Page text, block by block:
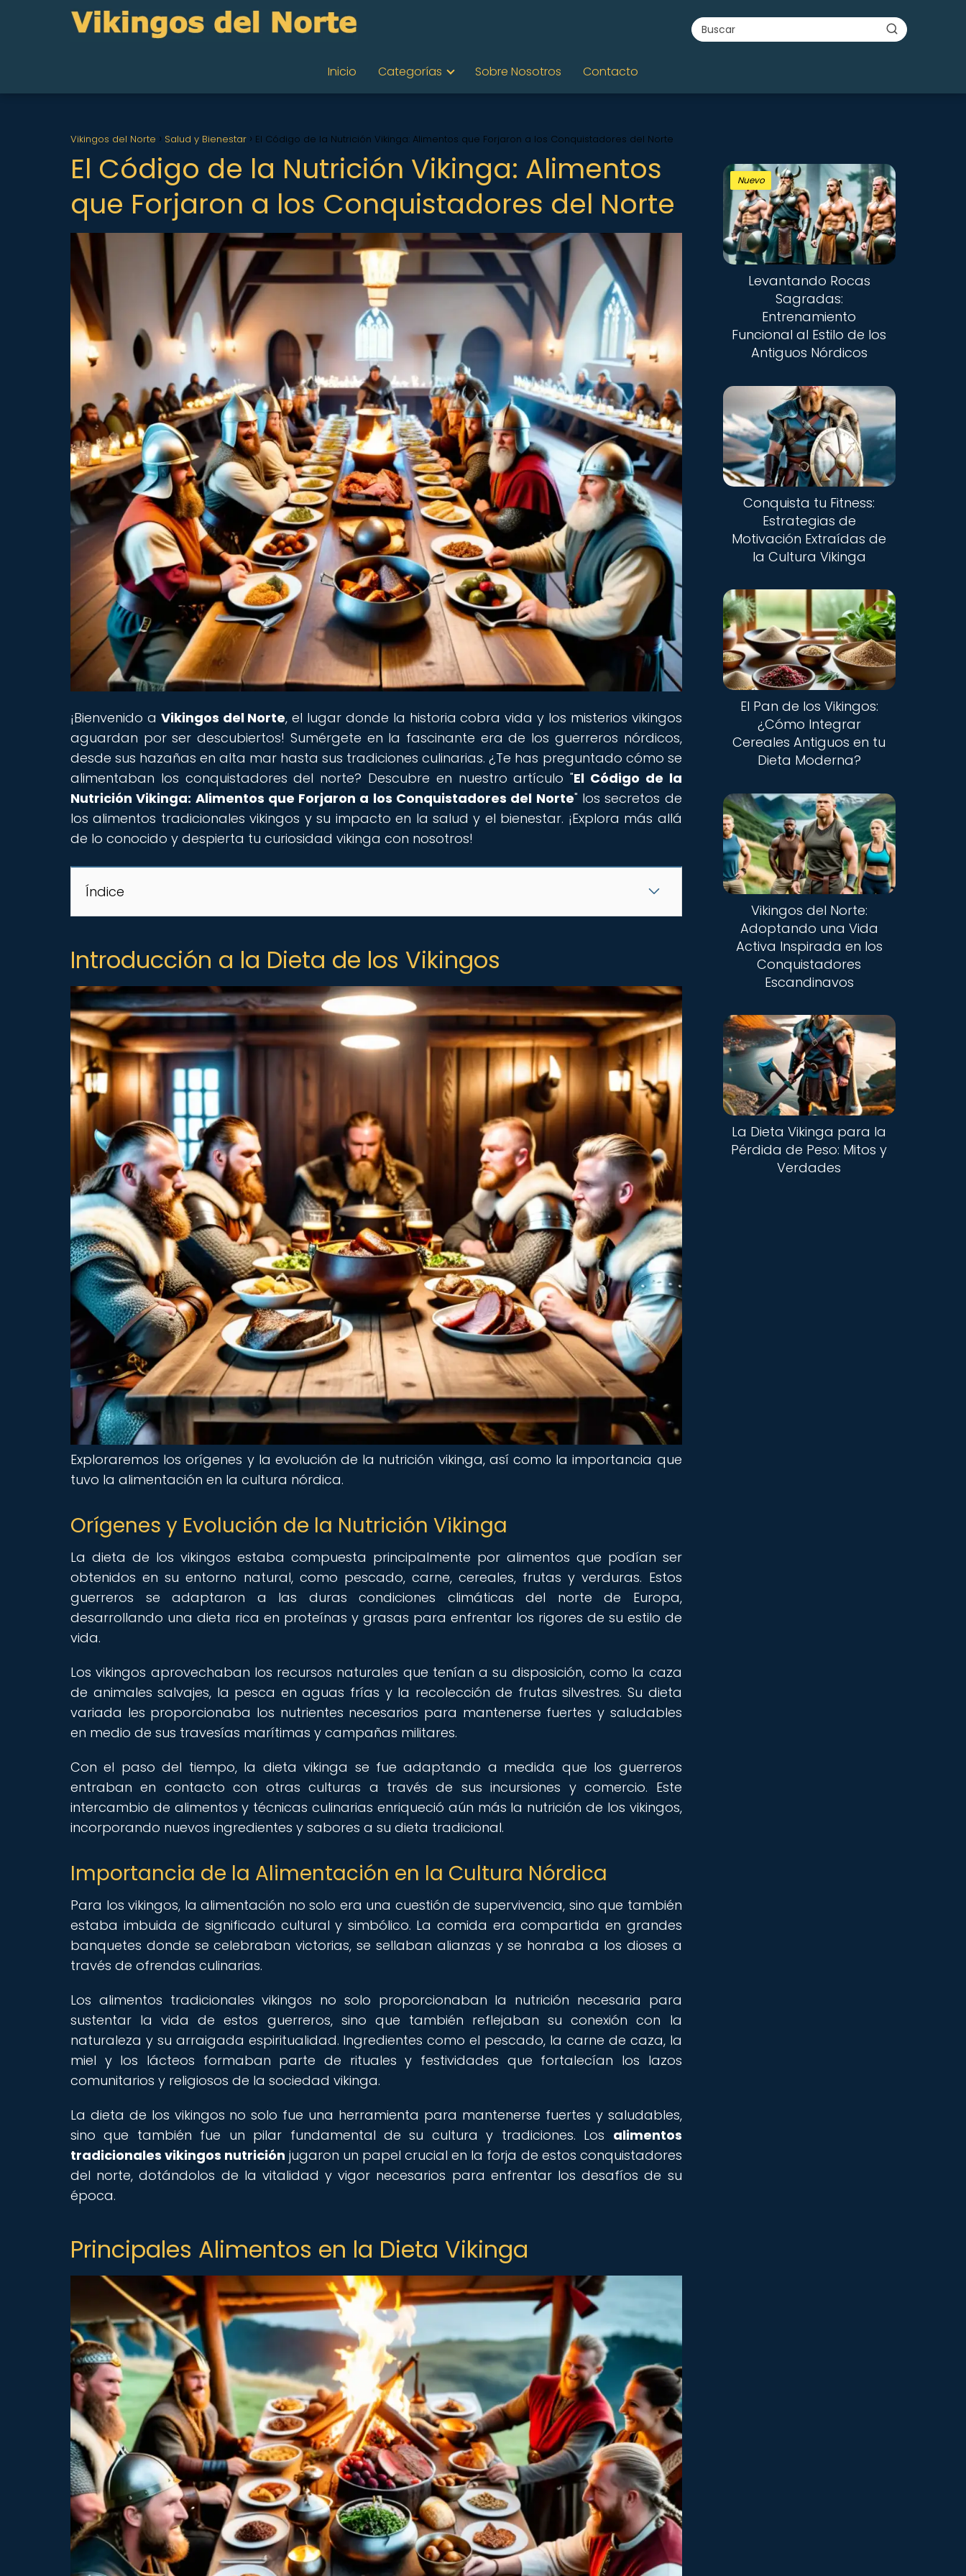
Inicio Categorías Sobre Nosotros Contacto
Vikingos del Norte Salud y Bienestar El Código de la Nutrición Vikinga: Alimentos que Forjaron a los Conquistadores del Norte
El Código de la Nutrición Vikinga: Alimentos
que Forjaron a los Conquistadores del Norte
¡Bienvenido a Vikingos del Norte, el lugar donde la historia cobra vida y los misterios vikingos
aguardan por ser descubiertos! Sumérgete en la fascinante era de los guerreros nórdicos,
desde sus hazañas en alta mar hasta sus tradiciones culinarias. ¿Te has preguntado cómo se
alimentaban los conquistadores del norte? Descubre en nuestro artículo "El Código de la
Nutrición Vikinga: Alimentos que Forjaron a los Conquistadores del Norte" los secretos de
los alimentos tradicionales vikingos y su impacto en la salud y el bienestar. ¡Explora más allá
de lo conocido y despierta tu curiosidad vikinga con nosotros!
Índice
Introducción a la Dieta de los Vikingos
Exploraremos los orígenes y la evolución de la nutrición vikinga, así como la importancia que
tuvo la alimentación en la cultura nórdica.
Orígenes y Evolución de la Nutrición Vikinga
La dieta de los vikingos estaba compuesta principalmente por alimentos que podían ser
obtenidos en su entorno natural, como pescado, carne, cereales, frutas y verduras. Estos
guerreros se adaptaron a las duras condiciones climáticas del norte de Europa,
desarrollando una dieta rica en proteínas y grasas para enfrentar los rigores de su estilo de
vida.
Los vikingos aprovechaban los recursos naturales que tenían a su disposición, como la caza
de animales salvajes, la pesca en aguas frías y la recolección de frutas silvestres. Su dieta
variada les proporcionaba los nutrientes necesarios para mantenerse fuertes y saludables
en medio de sus travesías marítimas y campañas militares.
Con el paso del tiempo, la dieta vikinga se fue adaptando a medida que los guerreros
entraban en contacto con otras culturas a través de sus incursiones y comercio. Este
intercambio de alimentos y técnicas culinarias enriqueció aún más la nutrición de los vikingos,
incorporando nuevos ingredientes y sabores a su dieta tradicional.
Importancia de la Alimentación en la Cultura Nórdica
Para los vikingos, la alimentación no solo era una cuestión de supervivencia, sino que también
estaba imbuida de significado cultural y simbólico. La comida era compartida en grandes
banquetes donde se celebraban victorias, se sellaban alianzas y se honraba a los dioses a
través de ofrendas culinarias.
Los alimentos tradicionales vikingos no solo proporcionaban la nutrición necesaria para
sustentar la vida de estos guerreros, sino que también reflejaban su conexión con la
naturaleza y su arraigada espiritualidad. Ingredientes como el pescado, la carne de caza, la
miel y los lácteos formaban parte de rituales y festividades que fortalecían los lazos
comunitarios y religiosos de la sociedad vikinga.
La dieta de los vikingos no solo fue una herramienta para mantenerse fuertes y saludables,
sino que también fue un pilar fundamental de su cultura y tradiciones. Los alimentos
tradicionales vikingos nutrición jugaron un papel crucial en la forja de estos conquistadores
del norte, dotándolos de la vitalidad y vigor necesarios para enfrentar los desafíos de su
época.
Principales Alimentos en la Dieta Vikinga
Nuevo
Levantando Rocas
Sagradas:
Entrenamiento
Funcional al Estilo de los
Antiguos Nórdicos
Conquista tu Fitness:
Estrategias de
Motivación Extraídas de
la Cultura Vikinga
El Pan de los Vikingos:
¿Cómo Integrar
Cereales Antiguos en tu
Dieta Moderna?
Vikingos del Norte:
Adoptando una Vida
Activa Inspirada en los
Conquistadores
Escandinavos
La Dieta Vikinga para la
Pérdida de Peso: Mitos y
Verdades